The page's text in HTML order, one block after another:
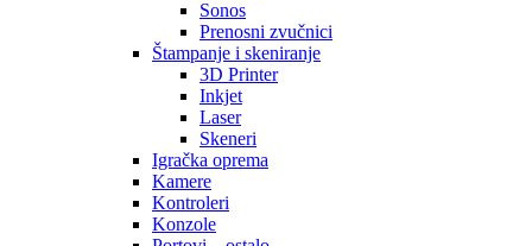
Sonos
Prenosni zvučnici
Štampanje i skeniranje
3D Printer
Inkjet
Laser
Skeneri
Igračka oprema
Kamere
Kontroleri
Konzole